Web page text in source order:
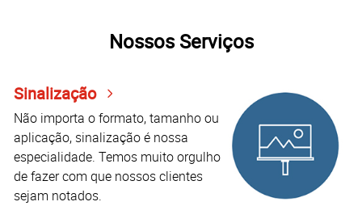
Nossos Serviços
Sinalização
Não importa o formato, tamanho ou
aplicação, sinalização é nossa
especialidade. Temos muito orgulho
de fazer com que nossos clientes
sejam notados.